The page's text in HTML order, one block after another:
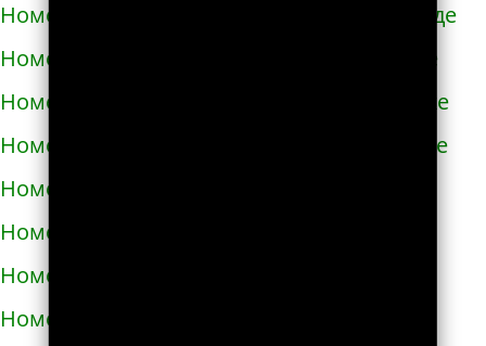
Номера телефонов такси в Новомиргороде
Номера телефонов такси в Новоукраинке
Номера телефонов такси в Новояворовске
Номера телефонов такси в Новом Роздоле
Номера телефонов такси в Носовке
Номера телефонов такси в Обухове
Номера телефонов такси в Овидиополе
Номера телефонов такси в Овруче